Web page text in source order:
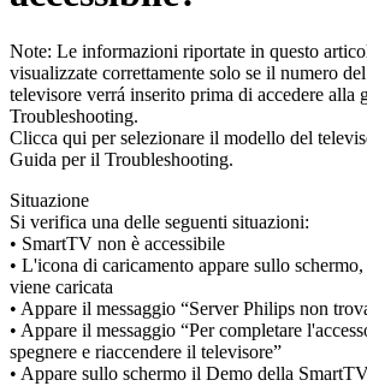
Note: Le informazioni riportate in questo
visualizzate correttamente solo se il numero
televisore verrá inserito prima di accedere alla
Troubleshooting.
Clicca qui per selezionare il modello del
Guida per il Troubleshooting.
Situazione
Si verifica una delle seguenti situazioni:
• SmartTV non è accessibile
• L'icona di caricamento appare sullo
viene caricata
• Appare il messaggio “Server Philips non
• Appare il messaggio “Per completare
spegnere e riaccendere il televisore”
• Appare sullo schermo il Demo della